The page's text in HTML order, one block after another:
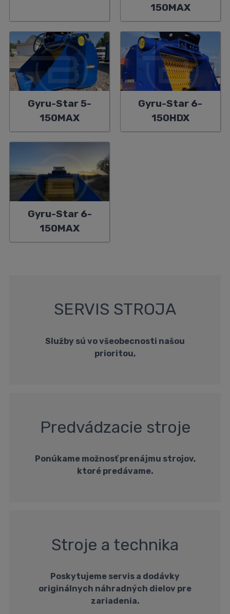
150MAX
Gyru-Star 5-
150MAX
Gyru-Star 6-
150HDX
Gyru-Star 6-
150MAX
SERVIS STROJA
Služby sú vo všeobecnosti našou
prioritou,
Predvádzacie stroje
Ponúkame možnosť prenájmu strojov,
ktoré predávame.
Stroje a technika
Poskytujeme servis a dodávky
originálnych náhradných dielov pre
zariadenia.